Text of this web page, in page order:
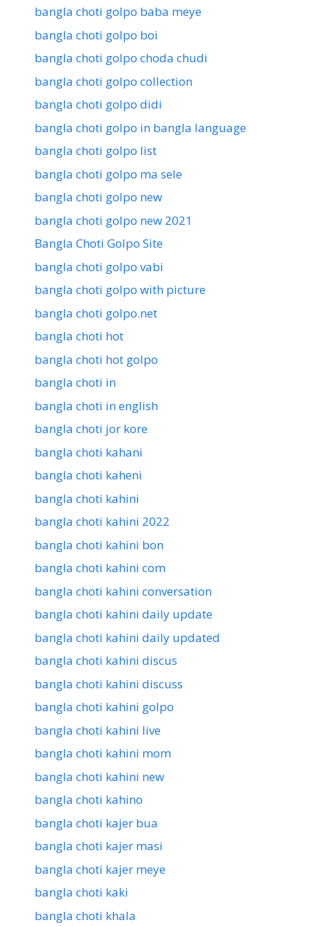
bangla choti golpo baba meye
bangla choti golpo boi
bangla choti golpo choda chudi
bangla choti golpo collection
bangla choti golpo didi
bangla choti golpo in bangla language
bangla choti golpo list
bangla choti golpo ma sele
bangla choti golpo new
bangla choti golpo new 2021
Bangla Choti Golpo Site
bangla choti golpo vabi
bangla choti golpo with picture
bangla choti golpo.net
bangla choti hot
bangla choti hot golpo
bangla choti in
bangla choti in english
bangla choti jor kore
bangla choti kahani
bangla choti kaheni
bangla choti kahini
bangla choti kahini 2022
bangla choti kahini bon
bangla choti kahini com
bangla choti kahini conversation
bangla choti kahini daily update
bangla choti kahini daily updated
bangla choti kahini discus
bangla choti kahini discuss
bangla choti kahini golpo
bangla choti kahini live
bangla choti kahini mom
bangla choti kahini new
bangla choti kahino
bangla choti kajer bua
bangla choti kajer masi
bangla choti kajer meye
bangla choti kaki
bangla choti khala